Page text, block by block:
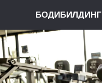
БОДИБИЛДИНГ